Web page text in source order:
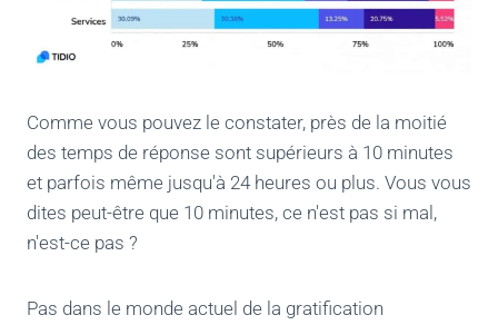
Comme vous pouvez le constater, près de la moitié
des temps de réponse sont supérieurs à 10 minutes
et parfois même jusqu'à 24 heures ou plus. Vous vous
dites peut-être que 10 minutes, ce n'est pas si mal,
n'est-ce pas ?
Pas dans le monde actuel de la gratification